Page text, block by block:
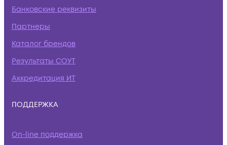
Банковские реквизиты
Партнеры
Каталог брендов
Результаты СОУТ
Аккредитация ИТ
ПОДДЕРЖКА
On-line поддержка